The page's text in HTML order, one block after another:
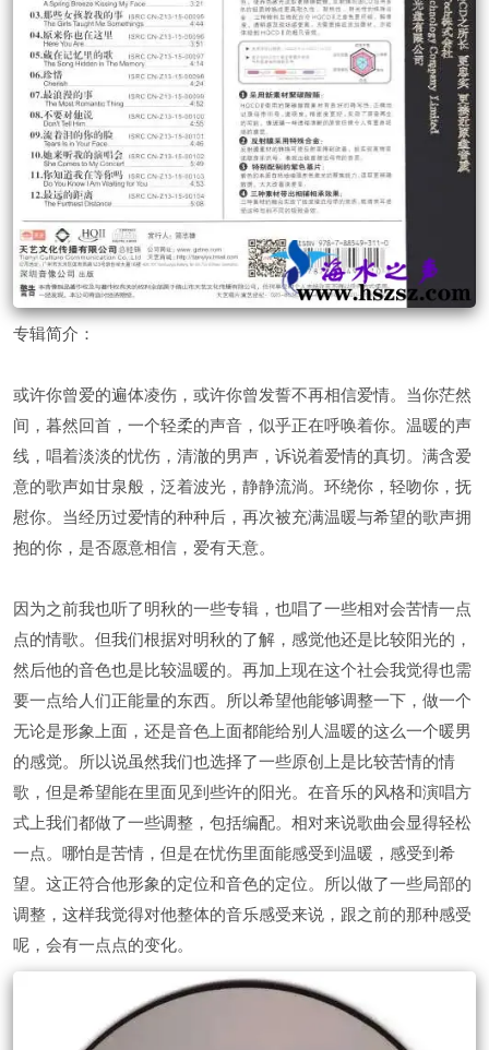
专辑简介：
或许你曾爱的遍体凌伤，或许你曾发誓不再相信爱情。当你茫然
间，暮然回首，一个轻柔的声音，似乎正在呼唤着你。温暖的声
线，唱着淡淡的忧伤，清澈的男声，诉说着爱情的真切。满含爱
意的歌声如甘泉般，泛着波光，静静流淌。环绕你，轻吻你，抚
慰你。当经历过爱情的种种后，再次被充满温暖与希望的歌声拥
抱的你，是否愿意相信，爱有天意。
因为之前我也听了明秋的一些专辑，也唱了一些相对会苦情一点
点的情歌。但我们根据对明秋的了解，感觉他还是比较阳光的，
然后他的音色也是比较温暖的。再加上现在这个社会我觉得也需
要一点给人们正能量的东西。所以希望他能够调整一下，做一个
无论是形象上面，还是音色上面都能给别人温暖的这么一个暖男
的感觉。所以说虽然我们也选择了一些原创上是比较苦情的情
歌，但是希望能在里面见到些许的阳光。在音乐的风格和演唱方
式上我们都做了一些调整，包括编配。相对来说歌曲会显得轻松
一点。哪怕是苦情，但是在忧伤里面能感受到温暖，感受到希
望。这正符合他形象的定位和音色的定位。所以做了一些局部的
调整，这样我觉得对他整体的音乐感受来说，跟之前的那种感受
呢，会有一点点的变化。